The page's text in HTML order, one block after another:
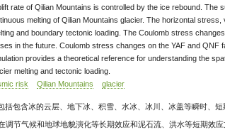
rate of Qilian Mountains is controlled by the ice rebound. The
melting of Qilian Mountains glacier. The horizontal
and boundary tectonic loading. The Coulomb stress
in the future. Coulomb stress changes on the YAF and QNF
provides a theoretical reference for understanding the
melting and tectonic loading.
risk Qilian Mountains glacier
包含冰的云层、地下冰、积雪、水冰、冰川、冰盖等瞬时、
调节气候和地球地貌演化等长期效应和泥石流、洪水等短期效